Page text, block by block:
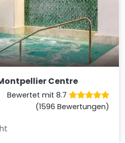
Centre
Bewertet mit 8.7
(1596 Bewertungen)